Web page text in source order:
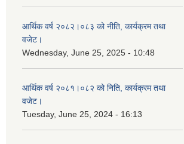
आर्थिक वर्ष २०८२।०८३ को नीति, कार्यक्रम तथा
वजेट।
Wednesday, June 25, 2025 - 10:48
आर्थिक वर्ष २०८१।०८२ को निति, कार्यक्रम तथा
वजेट।
Tuesday, June 25, 2024 - 16:13